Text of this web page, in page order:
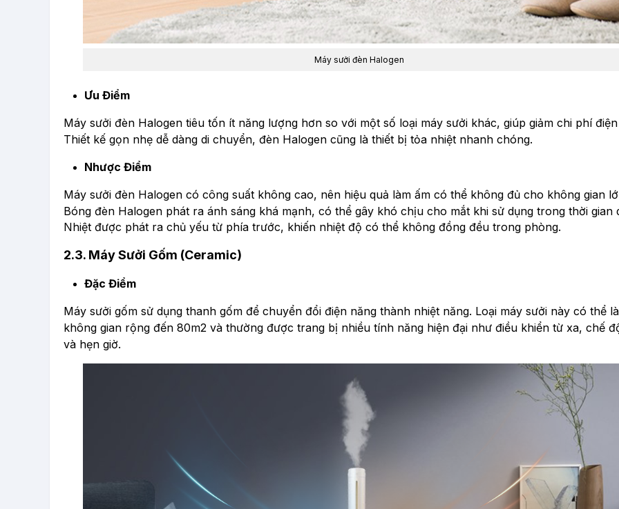
Máy sưởi đèn Halogen
Ưu Điểm
Máy sưởi đèn Halogen tiêu tốn ít năng lượng hơn so với một số loại máy sưởi khác, giúp giảm chi phí
Thiết kế gọn nhẹ dễ dàng di chuyển, đèn Halogen cũng là thiết bị tỏa nhiệt nhanh chóng.
Nhược Điểm
Máy sưởi đèn Halogen có công suất không cao, nên hiệu quả làm ấm có thể không đủ cho không gian
Bóng đèn Halogen phát ra ánh sáng khá mạnh, có thể gây khó chịu cho mắt khi sử dụng trong thời gian
Nhiệt được phát ra chủ yếu từ phía trước, khiến nhiệt độ có thể không đồng đều trong phòng.
2.3. Máy Sưởi Gốm (Ceramic)
Đặc Điểm
Máy sưởi gốm sử dụng thanh gốm để chuyển đổi điện năng thành nhiệt năng. Loại máy sưởi này có thể
không gian rộng đến 80m2 và thường được trang bị nhiều tính năng hiện đại như điều khiển từ xa, chế
và hẹn giờ.